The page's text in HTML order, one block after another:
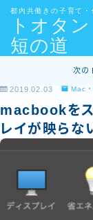
トオタ
短の道
都内共働きの子育て
MENU
kindle・kindle
ためにしたこ
お問い合わせ
サイトマップ
デモプリセッ
デモプリセッ
次の
2019.02.03 Mac
macbookをス
レイが映らな